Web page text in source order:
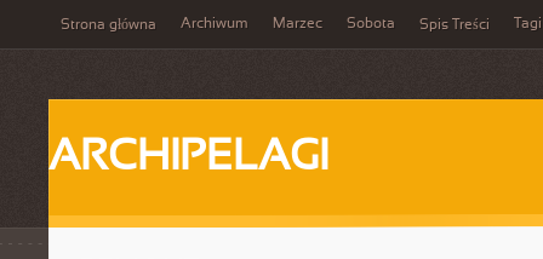
Strona główna Archiwum Marzec Sobota Spis Treści Tagi
ARCHIPELAGI